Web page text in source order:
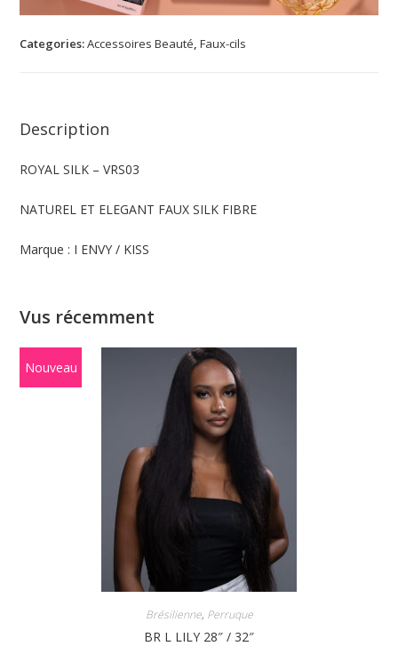
Categories:Accessoires Beauté ,Faux-cils
Description
ROYAL SILK – VRS03
NATUREL ET ELEGANT FAUX SILK FIBRE
Marque : I ENVY / KISS
Vus récemment
Nouveau
Brésilienne, Perruque
BR L LILY 28″ / 32″